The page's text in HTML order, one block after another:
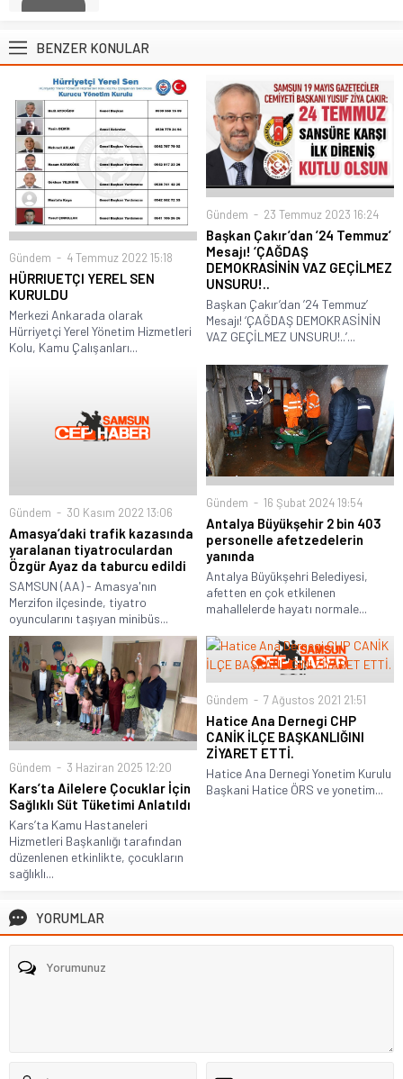
BENZER KONULAR
Gündem 4 Temmuz 2022 15:18
HÜRRIUETÇI YEREL SEN
KURULDU
Merkezi Ankarada olarak
Hürriyetçi Yerel Yönetim Hizmetleri
Kolu, Kamu Çalışanları...
Gündem 23 Temmuz 2023 16:24
Başkan Çakır’dan ’24 Temmuz’
Mesajı! ‘ÇAĞDAŞ
DEMOKRASİNİN VAZ GEÇİLMEZ
UNSURU!..
Başkan Çakır’dan ’24 Temmuz’
Mesajı! ‘ÇAĞDAŞ DEMOKRASİNİN
VAZ GEÇİLMEZ UNSURU!..’...
Gündem 30 Kasım 2022 13:06
Amasya’daki trafik kazasında
yaralanan tiyatroculardan
Özgür Ayaz da taburcu edildi
SAMSUN (AA) - Amasya'nın
Merzifon ilçesinde, tiyatro
oyuncularını taşıyan minibüs...
Gündem 16 Şubat 2024 19:54
Antalya Büyükşehir 2 bin 403
personelle afetzedelerin
yanında
Antalya Büyükşehri Belediyesi,
afetten en çok etkilenen
mahallelerde hayatı normale...
Gündem 3 Haziran 2025 12:20
Kars’ta Ailelere Çocuklar İçin
Sağlıklı Süt Tüketimi Anlatıldı
Kars’ta Kamu Hastaneleri
Hizmetleri Başkanlığı tarafından
düzenlenen etkinlikte, çocukların
sağlıklı...
Gündem 7 Ağustos 2021 21:51
Hatice Ana Dernegi CHP
CANİK İLÇE BAŞKANLIĞINI
ZİYARET ETTİ.
Hatice Ana Dernegi Yonetim Kurulu
Başkani Hatice ÖRS ve yonetim...
YORUMLAR